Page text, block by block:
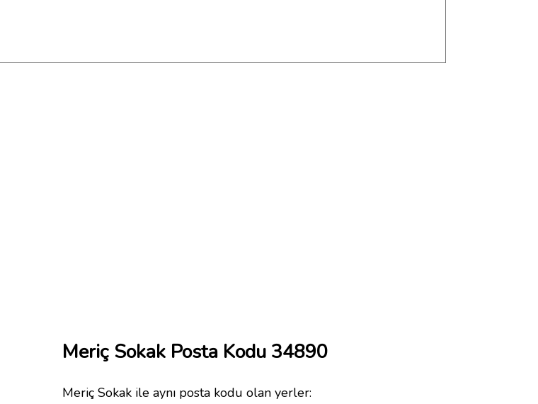
Meriç Sokak Posta Kodu 34890
Meriç Sokak ile aynı posta kodu olan yerler: